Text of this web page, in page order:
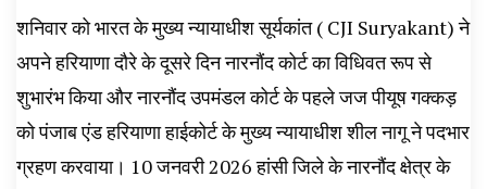
शनिवार को भारत के मुख्य न्यायाधीश सूर्यकांत ( CJI Suryakant) ने
अपने हरियाणा दौरे के दूसरे दिन नारनौंद कोर्ट का विधिवत रूप से
शुभारंभ किया और नारनौंद उपमंडल कोर्ट के पहले जज पीयूष गक्कड़
को पंजाब एंड हरियाणा हाईकोर्ट के मुख्य न्यायाधीश शील नागू ने पदभार
ग्रहण करवाया। 10 जनवरी 2026 हांसी जिले के नारनौंद क्षेत्र के